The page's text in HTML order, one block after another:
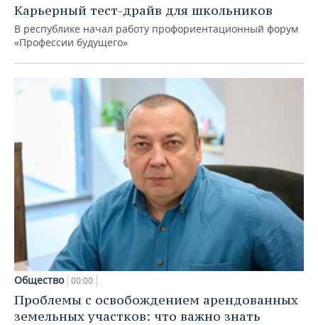
Карьерный тест-драйв для школьников
В республике начал работу профориентационный форум
«Профессии будущего»
Общество 00:00
Проблемы с освобождением арендованных
земельных участков: что важно знать